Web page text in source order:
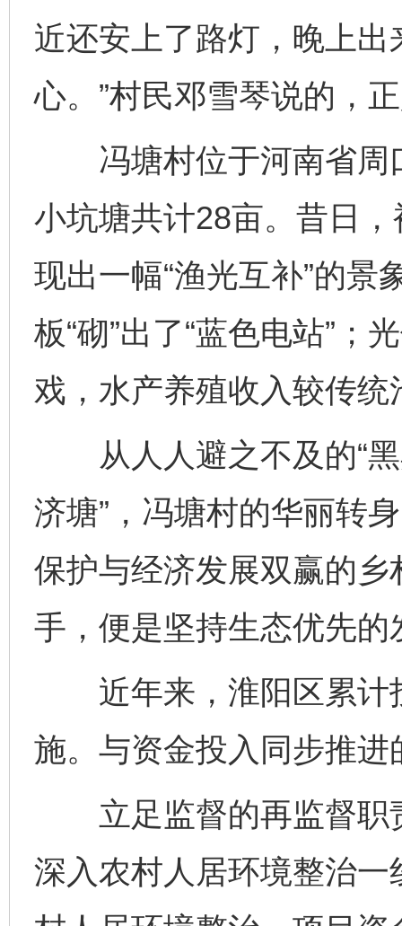
近还安上了路灯，晚上
心。”村民邓雪琴说的，
冯塘村位于河南省周
小坑塘共计28亩。昔日，
现出一幅“渔光互补”的
板“砌”出了“蓝色电站”；
戏，水产养殖收入较传
从人人避之不及的“黑
济塘”，冯塘村的华丽转
保护与经济发展双赢的
手，便是坚持生态优先的
近年来，淮阳区累计
施。与资金投入同步推
立足监督的再监督职
深入农村人居环境整治